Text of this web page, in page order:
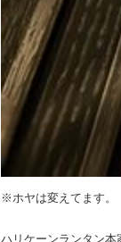
※ホヤは変えてます。
ハリケーンランタン本